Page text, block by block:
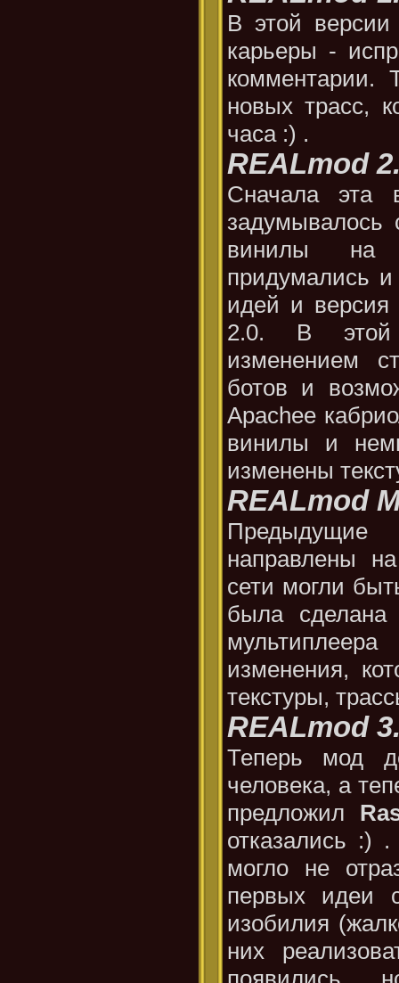
В этой
карьеры -
новых трасс,
часа :) .
REALmod
Сначала эта
задумывалось
винилы на
придумались и
идей и версия
2.0. В этой
изменением
ботов и
Apachee
винилы и
изменены
REALmod
направлены
сети могли
была
изменения,
текстуры,
REALmod
Теперь мод
человека, а
предложил
отказались :)
могло не
первых идеи
изобилия
них